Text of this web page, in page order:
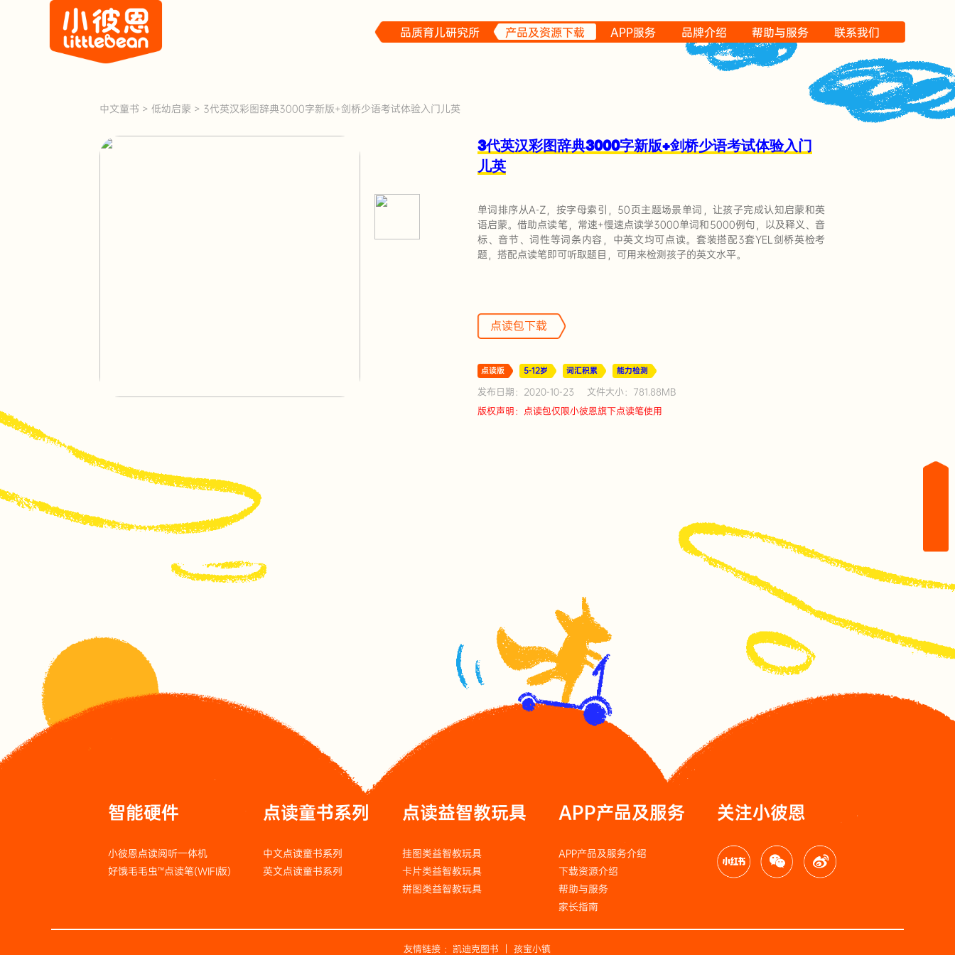
品质育儿研究所 产品及资源下载 APP服务 品牌介绍 帮助与服务 联系我们
中文童书 > 低幼启蒙 > 3代英汉彩图辞典3000字新版+剑桥少语考试体验入门儿英
3代英汉彩图辞典3000字新版+剑桥少语考试体验入门
儿英
单词排序从A-Z，按字母索引，50页主题场景单词，让孩子完成认知启蒙和英
语启蒙。借助点读笔，常速+慢速点读学3000单词和5000例句，以及释义、音
标、音节、词性等词条内容，中英文均可点读。套装搭配3套YEL剑桥英检考
题，搭配点读笔即可听取题目，可用来检测孩子的英文水平。
点读包下载
点读版 5-12岁 词汇积累 能力检测
发布日期：2020-10-23
文件大小：781.88MB
版权声明：点读包仅限小彼恩旗下点读笔使用
智能硬件
小彼恩点读阅听一体机
好饿毛毛虫™点读笔(WIFI版)
点读童书系列
中文点读童书系列
英文点读童书系列
点读益智教玩具
挂图类益智教玩具
卡片类益智教玩具
拼图类益智教玩具
APP产品及服务
APP产品及服务介绍
下载资源介绍
帮助与服务
家长指南
关注小彼恩
友情链接 ： 凯迪克图书 ｜孩宝小镇